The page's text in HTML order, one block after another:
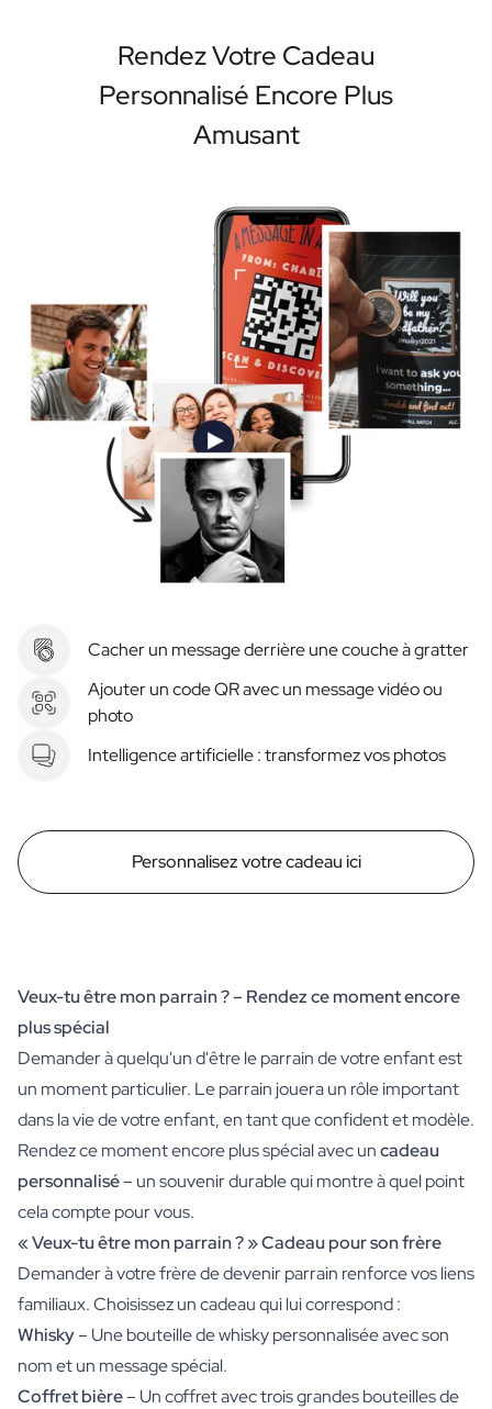
Rendez Votre Cadeau
Personnalisé Encore Plus
Amusant
Cacher un message derrière une couche à gratter
Ajouter un code QR avec un message vidéo ou
photo
Intelligence artificielle : transformez vos photos
Personnalisez votre cadeau ici
Veux-tu être mon parrain ? – Rendez ce moment encore
plus spécial
Demander à quelqu'un d'être le parrain de votre enfant est
un moment particulier. Le parrain jouera un rôle important
dans la vie de votre enfant, en tant que confident et modèle.
Rendez ce moment encore plus spécial avec uncadeau
personnalisé– un souvenir durable qui montre à quel point
cela compte pour vous.
« Veux-tu être mon parrain ? » Cadeau pour son frère
Demander à votre frère de devenir parrain renforce vos liens
familiaux. Choisissez un cadeau qui lui correspond :
Whisky– Unebouteille de whisky personnaliséeavec son
nom et un message spécial.
Coffret bière– Un coffret avec trois grandes bouteilles de